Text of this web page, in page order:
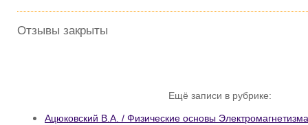
Отзывы закрыты
Ещё записи в рубрике:
Ацюковский В.А. / Физические основы Электромагнетизма